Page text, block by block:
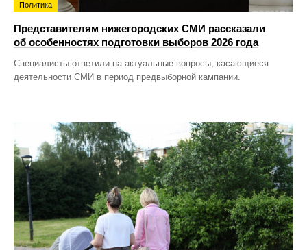
Политика
Представителям нижегородских СМИ рассказали
об особенностях подготовки выборов 2026 года
Специалисты ответили на актуальные вопросы, касающиеся
деятельности СМИ в период предвыборной кампании.